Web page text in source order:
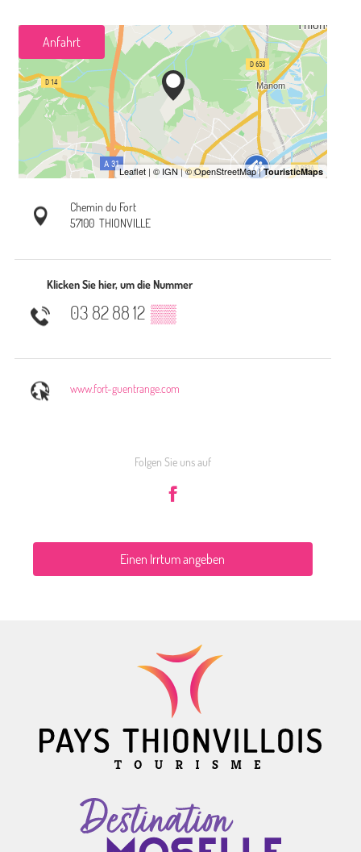
Anfahrt
Chemin du Fort
57100 THIONVILLE
Klicken Sie hier, um die Nummer
03 82 88 12 ▒▒
www.fort-guentrange.com
Folgen Sie uns auf
Einen Irrtum angeben